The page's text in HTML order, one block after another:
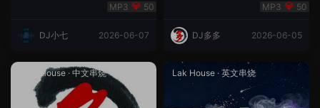
50
DJ小七 2026-06-07
50
DJ多多 2026-06-05
Prog House · 中文串烧 Lak House · 英文串烧